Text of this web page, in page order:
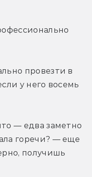
провезти в
у него восемь
— едва заметно
горечи? — еще
получишь